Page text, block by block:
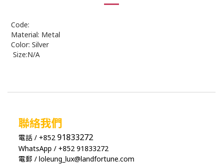
Code:
Material: Metal
Color: Silver
Size:N/A
聯絡我們
電話 / +852 91833272
WhatsApp / +852 91833272
電郵 / loleung_lux@landfortune.com